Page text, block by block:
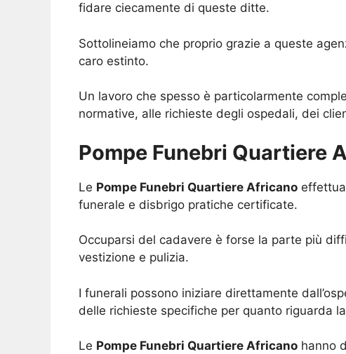
fidare ciecamente di queste ditte.
Sottolineiamo che proprio grazie a queste
caro estinto.
Un lavoro che spesso è particolarmente
normative, alle richieste degli ospedali, dei
Pompe Funebri Quartiere
Le Pompe Funebri Quartiere Africano
funerale e disbrigo pratiche certificate.
Occuparsi del cadavere è forse la parte più
vestizione e pulizia.
I funerali possono iniziare direttamente
delle richieste specifiche per quanto riguarda
Le Pompe Funebri Quartiere Africano hanno